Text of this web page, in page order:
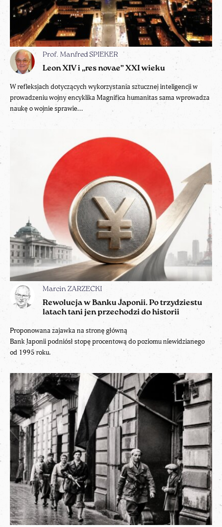
Prof. Manfred SPIEKER
Leon XIV i „res novae” XXI wieku
W refleksjach dotyczących wykorzystania sztucznej inteligencji w
prowadzeniu wojny encyklika Magnifica humanitas sama wprowadza
naukę o wojnie sprawie...
Marcin ZARZECKI
Rewolucja w Banku Japonii. Po trzydziestu
latach tani jen przechodzi do historii
Proponowana zajawka na stronę główną
Bank Japonii podniósł stopę procentową do poziomu niewidzianego
od 1995 roku.